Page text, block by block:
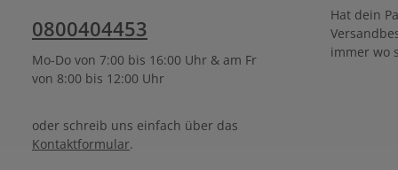
0800404453
Mo-Do von 7:00 bis 16:00 Uhr & am Fr
von 8:00 bis 12:00 Uhr
oder schreib uns einfach über das
Kontaktformular.
Hat dein
immer wo